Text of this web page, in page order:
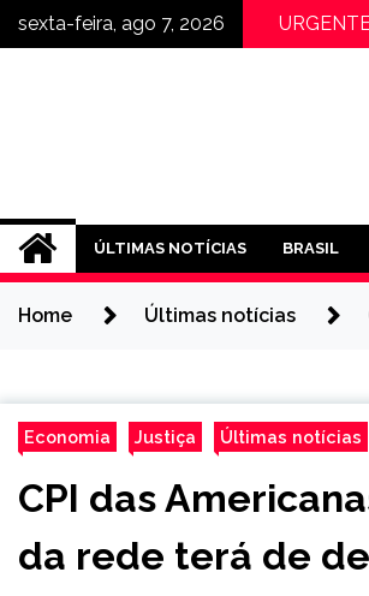
sexta-feira, ago 7, 2026
e
Trabalhadores
protesto em frente
fábrica da BYD na
ÚLTIMAS NOTÍCIAS BRASIL
Home Últimas notícias
Economia Justiça Últimas notícias
CPI das
da rede terá de